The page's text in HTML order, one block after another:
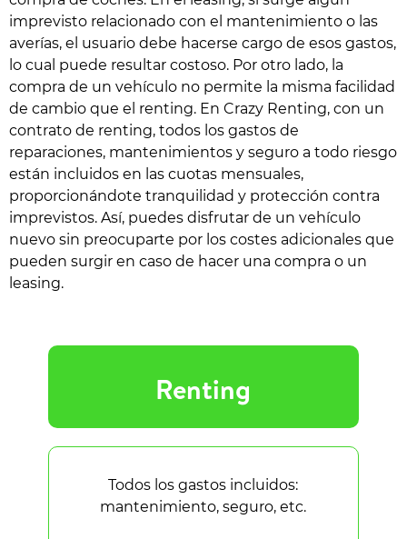
imprevisto relacionado con el mantenimiento o las
averías, el usuario debe hacerse cargo de esos gastos,
lo cual puede resultar costoso. Por otro lado, la
compra de un vehículo no permite la misma facilidad
de cambio que el renting. En Crazy Renting, con un
contrato de renting, todos los gastos de
reparaciones, mantenimientos y seguro a todo riesgo
están incluidos en las cuotas mensuales,
proporcionándote tranquilidad y protección contra
imprevistos. Así, puedes disfrutar de un vehículo
nuevo sin preocuparte por los costes adicionales que
pueden surgir en caso de hacer una compra o un
leasing.
Renting
Todos los gastos incluidos:
mantenimiento, seguro, etc.